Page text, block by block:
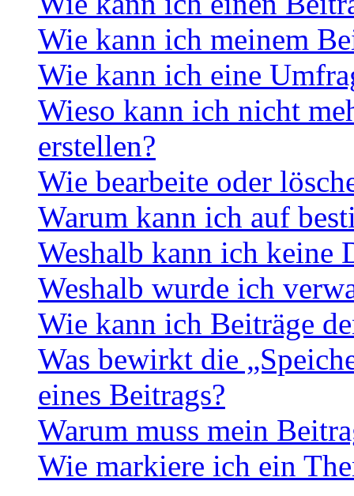
Wie kann ich meinem
Wie kann ich eine
Wieso kann ich nicht
erstellen?
Wie bearbeite oder
Warum kann ich auf
Weshalb kann ich keine
Weshalb wurde ich
Wie kann ich Beiträge
Was bewirkt die
eines Beitrags?
Warum muss mein
Wie markiere ich ein